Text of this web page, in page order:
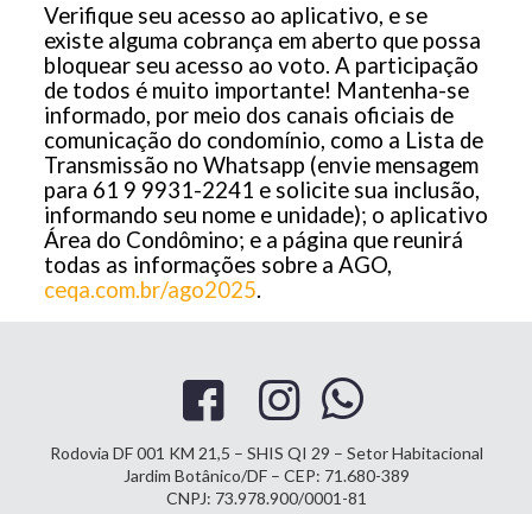
Verifique seu acesso ao aplicativo, e se
existe alguma cobrança em aberto que possa
bloquear seu acesso ao voto. A participação
de todos é muito importante! Mantenha-se
informado, por meio dos canais oficiais de
comunicação do condomínio, como a Lista de
Transmissão no Whatsapp (envie mensagem
para 61 9 9931-2241 e solicite sua inclusão,
informando seu nome e unidade); o aplicativo
Área do Condômino; e a página que reunirá
todas as informações sobre a AGO,
ceqa.com.br/ago2025.
Rodovia DF 001 KM 21,5 – SHIS QI 29 – Setor Habitacional
Jardim Botânico/DF – CEP: 71.680-389
CNPJ: 73.978.900/0001-81